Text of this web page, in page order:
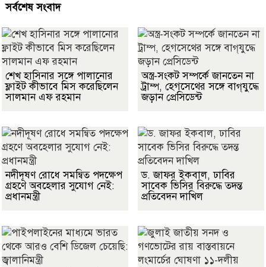
সর্বশেষ সংবাদ
শেখ হাসিনার সঙ্গে পালানোর
ফ্লাইট কীভাবে মিস করেছিলেন
সালমান এফ রহমান
অস্ত্র-সংকট সম্পর্কে জানতেন না
ট্রাম্প, হেগসেথের সঙ্গে বাগ্‌যুদ্ধে
জড়ান প্রেসিডেন্ট
নদীদূষণ রোধে সমন্বিত পদক্ষেপ
গ্রহণে অবহেলার সুযোগ নেই:
প্রধানমন্ত্রী
ড. জাফর ইকবাল, ঢাবির
সাবেক ভিসির বিরুদ্ধে তদন্ত
প্রতিবেদন দাখিল